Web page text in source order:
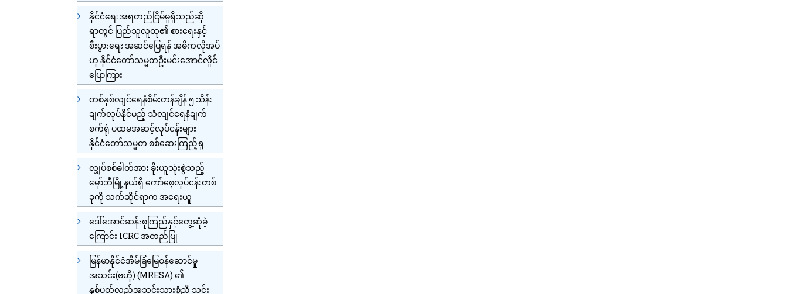
နိုင်ငံရေးအရတည်ငြိမ်မှုရှိသည်ဆို
ရာတွင် ပြည်သူလူထု၏ စားရေးနှင့်
စီးပွားရေး အဆင်ပြေရန် အဓိကလိုအပ်
ဟု နိုင်ငံတော်သမ္မတဦးမင်းအောင်လှိုင်
ပြောကြား
တစ်နှစ်လျင်ရေနံစိမ်းတန်ချိန် ၅ သိန်း
ချက်လုပ်နိုင်မည့် သံလျင်ရေနံချက်
စက်ရုံ ပထမအဆင့်လုပ်ငန်းများ
နိုင်ငံတော်သမ္မတ စစ်ဆေးကြည့်ရှု
လျှပ်စစ်ဓါတ်အား ခိုးယူသုံးစွဲသည့်
မှော်ဘီမြို့နယ်ရှိ ကော်စေ့လုပ်ငန်းတစ်
ခုကို သက်ဆိုင်ရာက အရေးယူ
ဒေါ်အောင်ဆန်းစုကြည်နှင့်တွေ့ဆုံခဲ့
ကြောင်း ICRC အတည်ပြု
မြန်မာနိုင်ငံအိမ်ခြံမြေဝန်ဆောင်မှု
အသင်း(ဗဟို) (MRESA) ၏
နှစ်ပတ်လည်အသင်းသားစုံညီ သင်း